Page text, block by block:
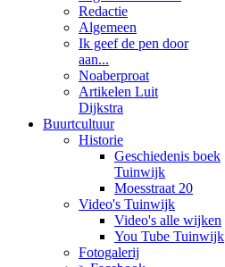
Redactie
Algemeen
Ik geef de pen door
aan...
Noaberproat
Artikelen Luit
Dijkstra
Buurtcultuur
Historie
Geschiedenis boek
Tuinwijk
Moesstraat 20
Video's Tuinwijk
Video's alle wijken
You Tube Tuinwijk
Fotogalerij